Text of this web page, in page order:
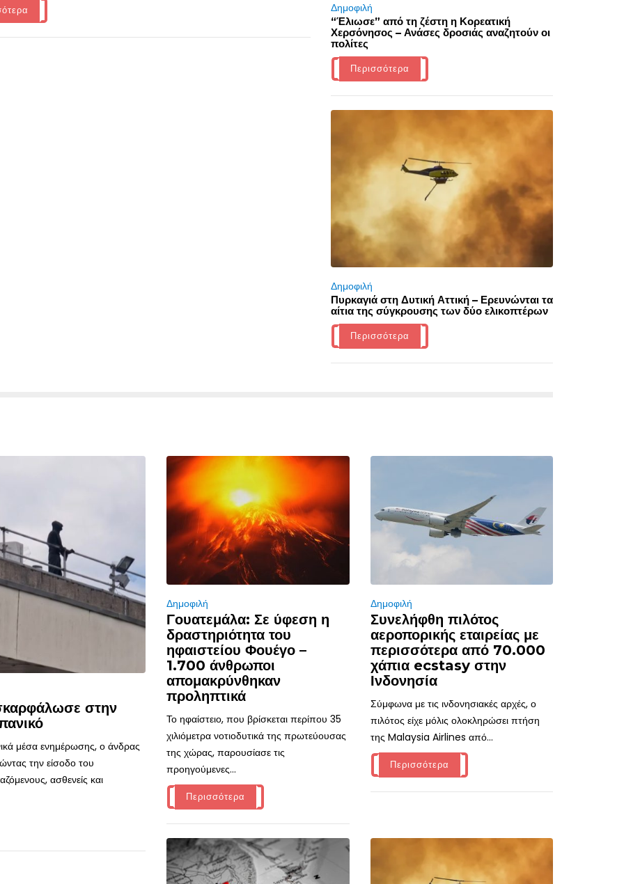
Δημοφιλή
“Έλιωσε” από τη ζέστη η Κορεατική
Χερσόνησος – Ανάσες δροσιάς αναζητούν οι
πολίτες
Περισσότερα
Δημοφιλή
Πυρκαγιά στη Δυτική Αττική – Ερευνώνται τα
αίτια της σύγκρουσης των δύο ελικοπτέρων
Περισσότερα
στην
μέσα ενημέρωσης, ο άνδρας
την είσοδο του
ασθενείς και
Δημοφιλή
Γουατεμάλα: Σε ύφεση η
δραστηριότητα του
ηφαιστείου Φουέγο –
1.700 άνθρωποι
απομακρύνθηκαν
προληπτικά
Το ηφαίστειο, που βρίσκεται περίπου 35
χιλιόμετρα νοτιοδυτικά της πρωτεύουσας
της χώρας, παρουσίασε τις
προηγούμενες...
Περισσότερα
Δημοφιλή
Συνελήφθη πιλότος
αεροπορικής εταιρείας με
περισσότερα από 70.000
χάπια ecstasy στην
Ινδονησία
Σύμφωνα με τις ινδονησιακές αρχές, ο
πιλότος είχε μόλις ολοκληρώσει πτήση
της Malaysia Airlines από...
Περισσότερα